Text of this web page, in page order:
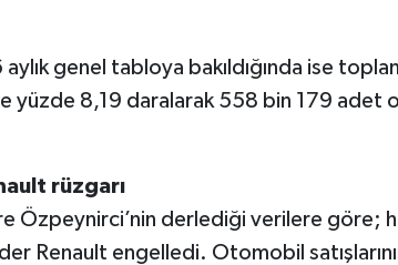
6 aylık genel tabloya bakıldığında ise
yüzde 8,19 daralarak 558 bin 179 adet
rüzgarı
Özpeynirci’nin derlediği verilere göre;
Renault engelledi. Otomobil